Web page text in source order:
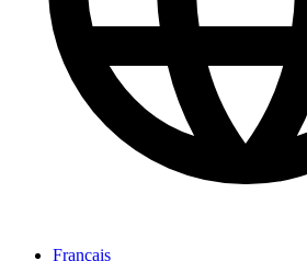
Français